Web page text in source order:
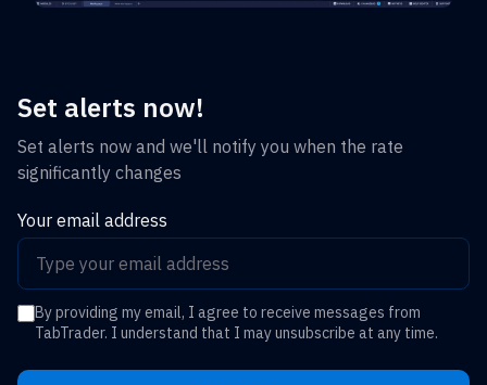
Set alerts now!
Set alerts now and we'll notify you when the rate
significantly changes
Your email address
By providing my email, I agree to receive messages from
TabTrader. I understand that I may unsubscribe at any time.